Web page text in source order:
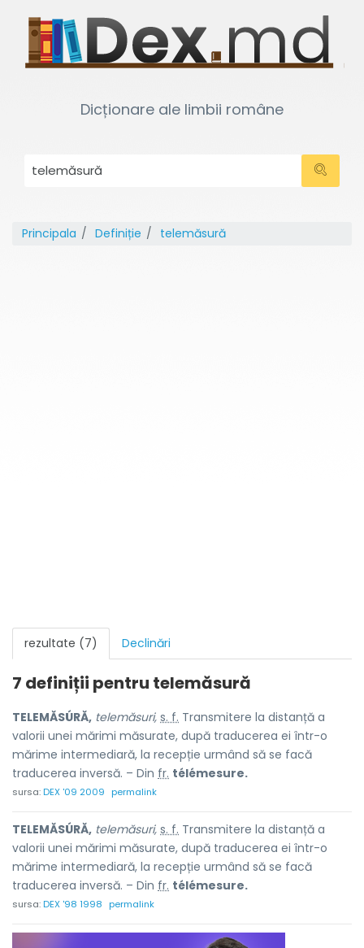
Dicționare ale limbii române
Principala Definiție telemăsură
rezultate (7) Declinări
7 definiții pentru telemăsură
TELEMĂSÚRĂ, telemăsuri, s. f. Transmitere la distanță a
valorii unei mărimi măsurate, după traducerea ei într-o
mărime intermediară, la recepție urmând să se facă
traducerea inversă. – Din fr. télémesure.
sursa:DEX '09 2009 permalink
TELEMĂSÚRĂ, telemăsuri, s. f. Transmitere la distanță a
valorii unei mărimi măsurate, după traducerea ei într-o
mărime intermediară, la recepție urmând să se facă
traducerea inversă. – Din fr. télémesure.
sursa:DEX '98 1998 permalink